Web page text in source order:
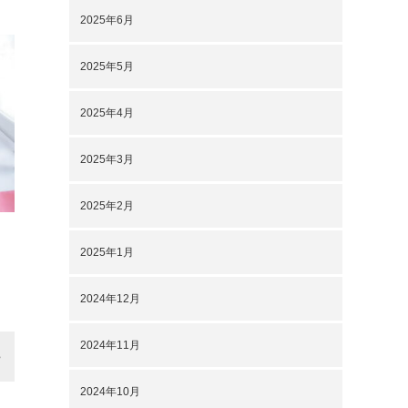
2025年6月
2025年5月
2025年4月
2025年3月
2025年2月
2025年1月
2024年12月
2024年11月
2024年10月